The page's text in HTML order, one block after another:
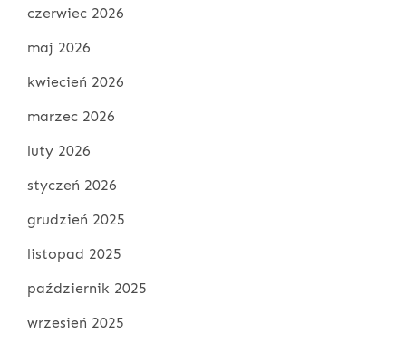
czerwiec 2026
maj 2026
kwiecień 2026
marzec 2026
luty 2026
styczeń 2026
grudzień 2025
listopad 2025
październik 2025
wrzesień 2025